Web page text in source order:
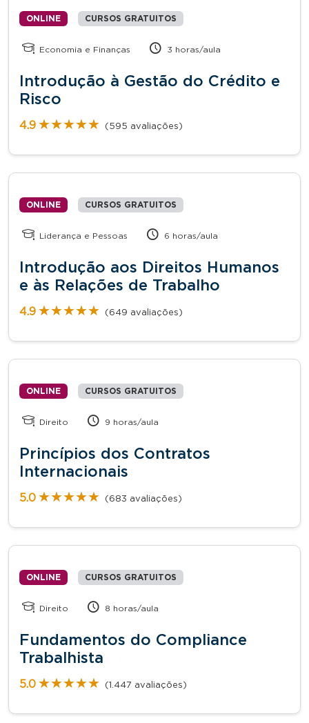
ONLINE CURSOS GRATUITOS
Economia e Finanças 3 horas/aula
Introdução à Gestão do Crédito e
Risco
4.9 ★★★★★
★★★★★ (595 avaliações)
ONLINE CURSOS GRATUITOS
Liderança e Pessoas 6 horas/aula
Introdução aos Direitos Humanos
e às Relações de Trabalho
4.9 ★★★★★
★★★★★ (649 avaliações)
ONLINE CURSOS GRATUITOS
Direito 9 horas/aula
Princípios dos Contratos
Internacionais
5.0 ★★★★★
★★★★★ (683 avaliações)
ONLINE CURSOS GRATUITOS
Direito 8 horas/aula
Fundamentos do Compliance
Trabalhista
5.0 ★★★★★
★★★★★ (1.447 avaliações)